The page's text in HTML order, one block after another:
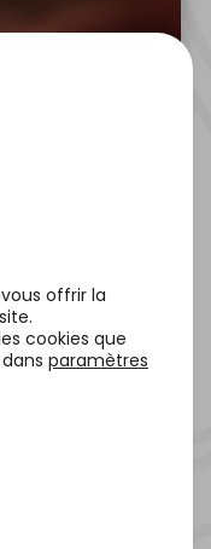
offrir la
cookies que
paramètres